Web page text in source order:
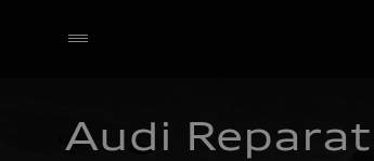
Audi